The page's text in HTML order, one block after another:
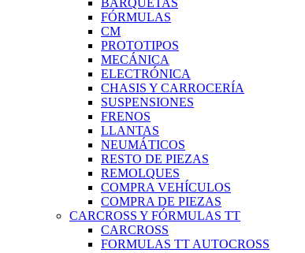
BARQUETAS
FÓRMULAS
CM
PROTOTIPOS
MECÁNICA
ELECTRÓNICA
CHASIS Y CARROCERÍA
SUSPENSIONES
FRENOS
LLANTAS
NEUMÁTICOS
RESTO DE PIEZAS
REMOLQUES
COMPRA VEHÍCULOS
COMPRA DE PIEZAS
CARCROSS Y FÓRMULAS TT
CARCROSS
FORMULAS TT AUTOCROSS